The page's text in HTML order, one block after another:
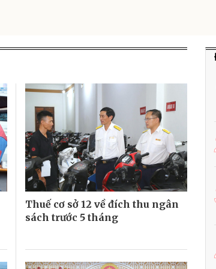
Thuế cơ sở 12 về đích thu ngân
sách trước 5 tháng